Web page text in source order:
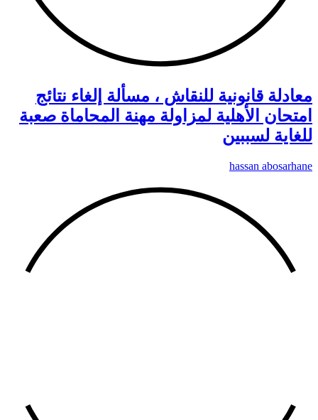
معادلة قانونية للنقاش ، مسألة إلغاء نتائج
امتحان الأهلية لمزاولة مهنة المحاماة صعبة
للغاية لسببين
hassan abosarhane